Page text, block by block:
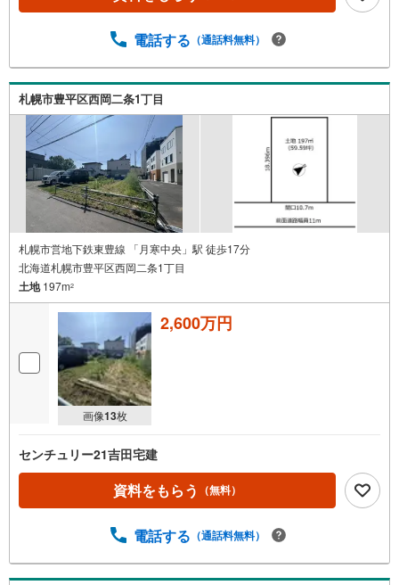
電話する （通話料無料）
札幌市豊平区西岡二条1丁目
札幌市営地下鉄東豊線 「月寒中央」駅 徒歩17分
北海道札幌市豊平区西岡二条1丁目
土地197m2
画像13枚
2,600万円
センチュリー21吉田宅建
資料をもらう （無料）
電話する （通話料無料）